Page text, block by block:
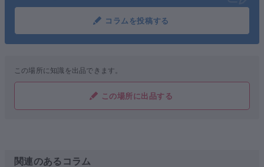
コラムを投稿する
この場所に知識を出品できます。
この場所に出品する
関連のあるコラム